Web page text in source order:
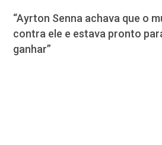
“Ayrton Senna achava que o
contra ele e estava pronto
ganhar”